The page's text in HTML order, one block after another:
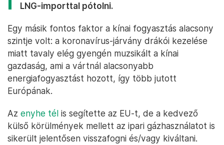
LNG-importtal pótolni.
Egy másik fontos faktor a kínai fogyasztás alacsony
szintje volt: a koronavírus-járvány drákói kezelése
miatt tavaly elég gyengén muzsikált a kínai
gazdaság, ami a vártnál alacsonyabb
energiafogyasztást hozott, így több jutott
Európának.
Az enyhe tél is segítette az EU-t, de a kedvező
külső körülmények mellett az ipari gázhasználatot is
sikerült jelentősen visszafogni és/vagy kiváltani.